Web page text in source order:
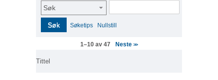
Søk
Søk Søketips Nullstill
1–10 av 47 Neste>>
Tittel